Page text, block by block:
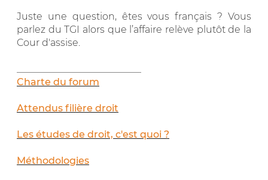
Juste une question, êtes vous français ? Vous
parlez du TGI alors que l’affaire relève plutôt de la
Cour d'assise.
Charte du forum
Attendus filière droit
Les études de droit, c'est quoi ?
Méthodologies